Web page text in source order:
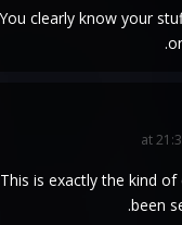
You clearly know your
This is exactly the kind of
been